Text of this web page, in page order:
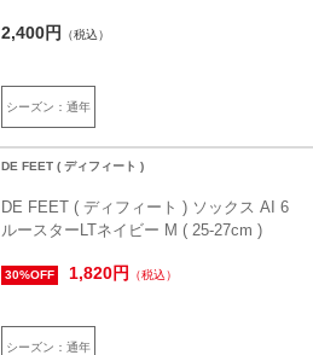
2,400円 （税込）
シーズン：通年
DE FEET ( ディフィート )
DE FEET ( ディフィート ) ソックス AI 6
ルースターLTネイビー M ( 25-27cm )
30%OFF 1,820円 （税込）
シーズン：通年